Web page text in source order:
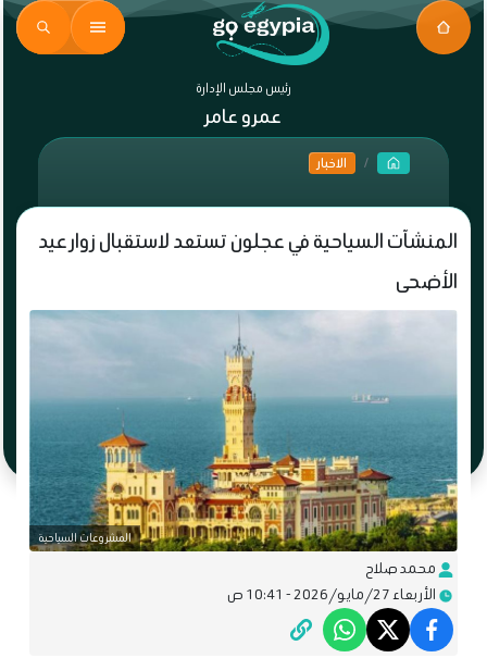
رئيس مجلس الإدارة
عمرو عامر
الاخبار
المنشآت السياحية في عجلون تستعد لاستقبال زوار عيد
الأضحى
المشروعات السياحية
محمد صلاح
الأربعاء 27/مايو/2026 - 10:41 ص